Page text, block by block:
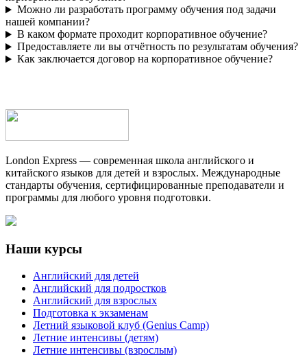
Можно ли разработать программу обучения под задачи
нашей компании?
В каком формате проходит корпоративное обучение?
Предоставляете ли вы отчётность по результатам обучения?
Как заключается договор на корпоративное обучение?
London Express — современная школа английского и
китайского языков для детей и взрослых. Международные
стандарты обучения, сертифицированные преподаватели и
программы для любого уровня подготовки.
Наши курсы
Английский для детей
Английский для подростков
Английский для взрослых
Подготовка к экзаменам
Летний языковой клуб (Genius Camp)
Летние интенсивы (детям)
Летние интенсивы (взрослым)